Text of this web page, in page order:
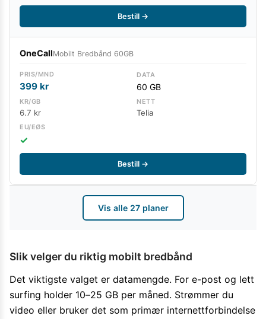
Bestill →
OneCallMobilt Bredbånd 60GB
399 kr 60 GB
6.7 kr Telia
✓
Bestill →
Vis alle 27planer
Slik velger du riktig mobilt bredbånd
Det viktigste valget er datamengde. For e-post og lett
surfing holder 10–25 GB per måned. Strømmer du
video eller bruker det som primær internettforbindelse